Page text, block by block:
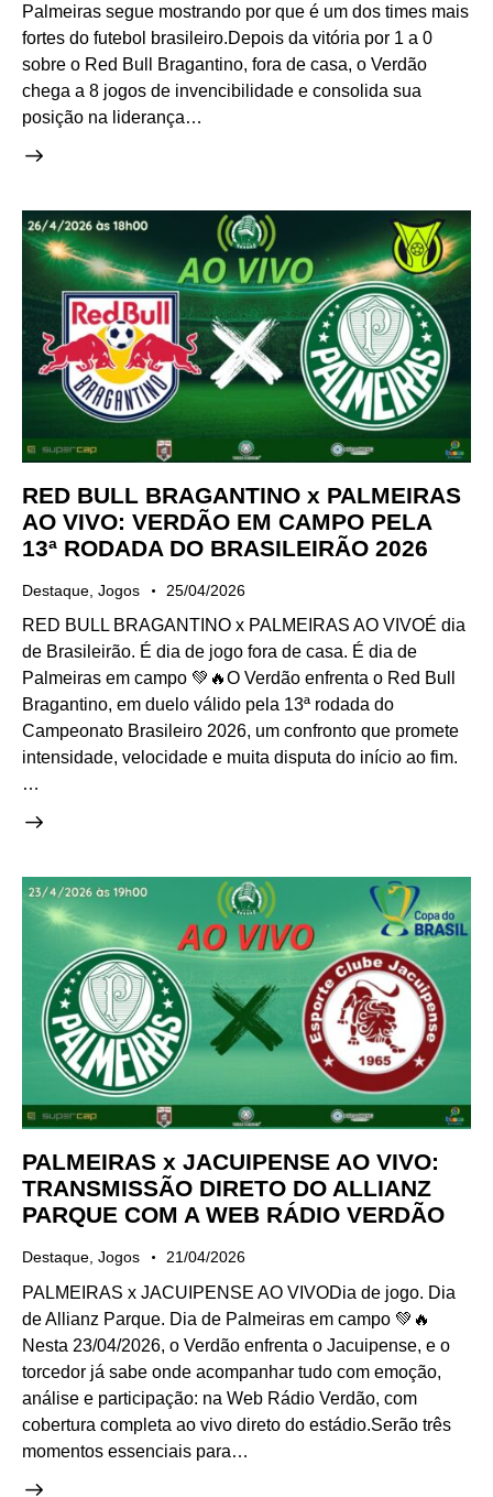
Palmeiras segue mostrando por que é um dos times mais
fortes do futebol brasileiro.Depois da vitória por 1 a 0
sobre o Red Bull Bragantino, fora de casa, o Verdão
chega a 8 jogos de invencibilidade e consolida sua
posição na liderança…
RED BULL BRAGANTINO x PALMEIRAS
AO VIVO: VERDÃO EM CAMPO PELA
13ª RODADA DO BRASILEIRÃO 2026
Destaque Jogos 25/04/2026
RED BULL BRAGANTINO x PALMEIRAS AO VIVOÉ dia
de Brasileirão. É dia de jogo fora de casa. É dia de
Palmeiras em campo 💚🔥O Verdão enfrenta o Red Bull
Bragantino, em duelo válido pela 13ª rodada do
Campeonato Brasileiro 2026, um confronto que promete
intensidade, velocidade e muita disputa do início ao fim.
…
PALMEIRAS x JACUIPENSE AO VIVO:
TRANSMISSÃO DIRETO DO ALLIANZ
PARQUE COM A WEB RÁDIO VERDÃO
Destaque Jogos 21/04/2026
PALMEIRAS x JACUIPENSE AO VIVODia de jogo. Dia
de Allianz Parque. Dia de Palmeiras em campo 💚🔥
Nesta 23/04/2026, o Verdão enfrenta o Jacuipense, e o
torcedor já sabe onde acompanhar tudo com emoção,
análise e participação: na Web Rádio Verdão, com
cobertura completa ao vivo direto do estádio.Serão três
momentos essenciais para…